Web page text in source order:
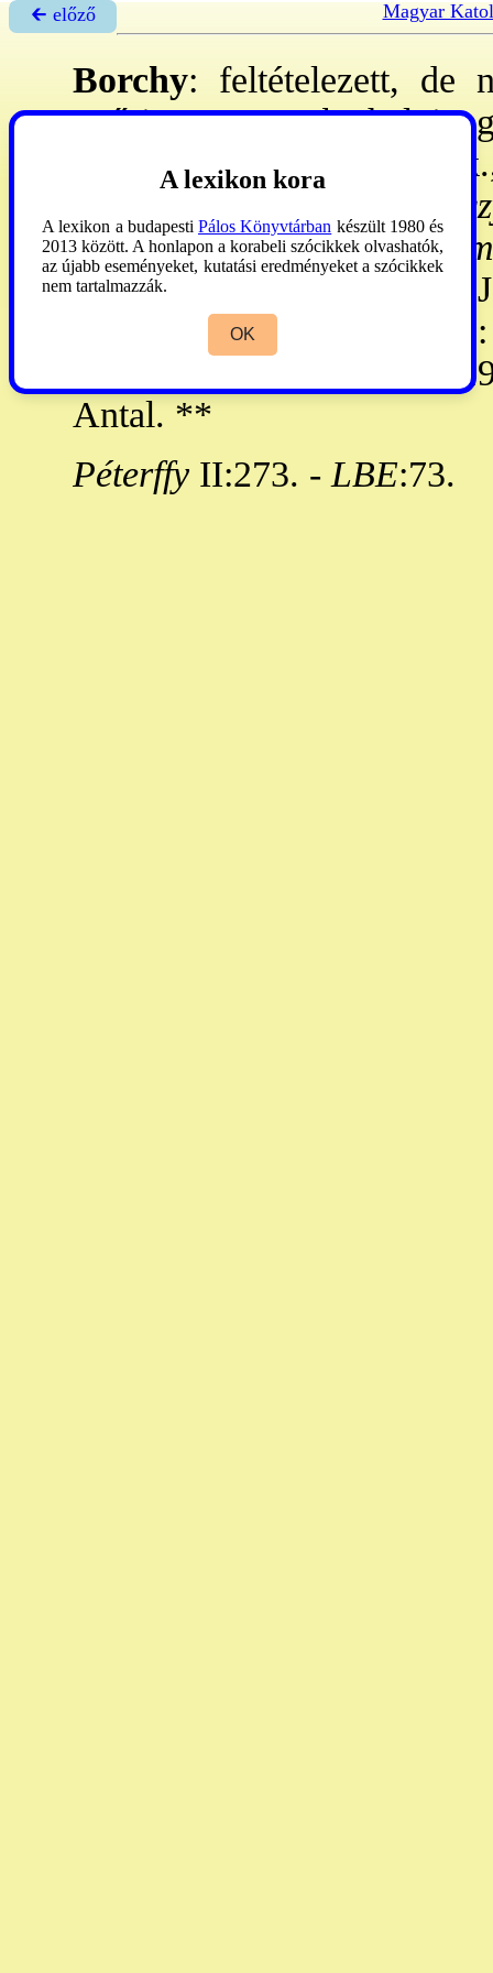
🡰 előző Magyar
Borchy: feltételezett, de
győri, ma szombathelyi
NiveryIgnác váradi
Antal győri, 1805:
József váci, 1872:
Ágoston veszprémi, 1910:
Miklós,
Antal. **
Péterffy II:273. - LBE:73.
A lexikon kora
A lexikon a budapesti Pálos Könyvtárban készült 1980 és
2013 között. A honlapon a korabeli szócikkek olvashatók,
az újabb eseményeket, kutatási eredményeket a szócikkek
nem tartalmazzák.
OK